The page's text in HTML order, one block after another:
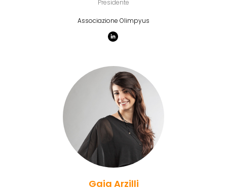
Presidente
Associazione Olimpyus
Gaia Arzilli